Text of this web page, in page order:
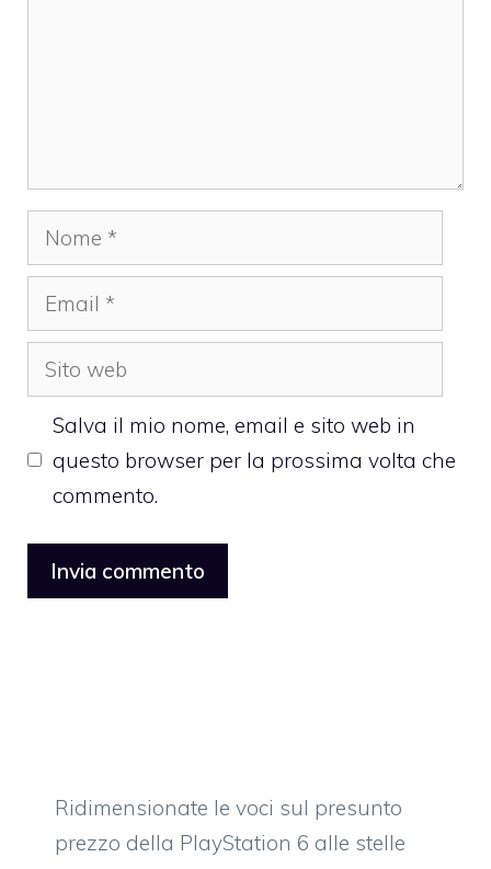
Nome
Email
Sito
web
Salva il mio nome, email e sito web in
questo browser per la prossima volta che
commento.
Ridimensionate le voci sul presunto
prezzo della PlayStation 6 alle stelle